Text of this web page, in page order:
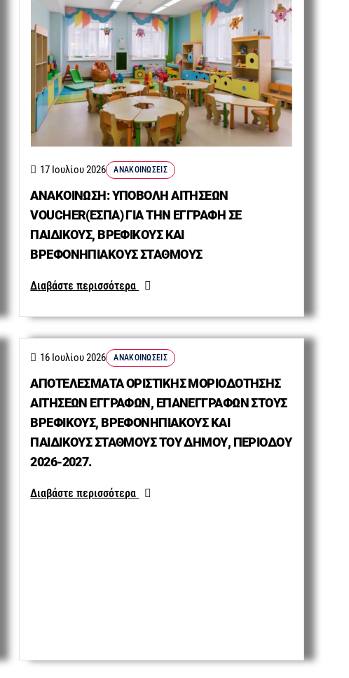
ΑΝΑΚΟΙΝΩΣΗ: ΥΠΟΒΟΛΗ ΑΙΤΗΣΕΩΝ
VOUCHER(ΕΣΠΑ) ΓΙΑ ΤΗΝ ΕΓΓΡΑΦΗ ΣΕ
ΠΑΙΔΙΚΟΥΣ, ΒΡΕΦΙΚΟΥΣ ΚΑΙ
ΒΡΕΦΟΝΗΠΙΑΚΟΥΣ ΣΤΑΘΜΟΥΣ
17 Ιουλίου 2026 ΑΝΑΚΟΙΝΏΣΕΙΣ
Διαβάστε περισσότερα
ΑΠΟΤΕΛΕΣΜΑΤΑ ΟΡΙΣΤΙΚΗΣ ΜΟΡΙΟΔΟΤΗΣΗΣ
ΑΙΤΗΣΕΩΝ ΕΓΓΡΑΦΩΝ, ΕΠΑΝΕΓΓΡΑΦΩΝ ΣΤΟΥΣ
ΒΡΕΦΙΚΟΥΣ, ΒΡΕΦΟΝΗΠΙΑΚΟΥΣ ΚΑΙ
ΠΑΙΔΙΚΟΥΣ ΣΤΑΘΜΟΥΣ ΤΟΥ ΔΗΜΟΥ, ΠΕΡΙΟΔΟΥ
2026-2027.
16 Ιουλίου 2026 ΑΝΑΚΟΙΝΏΣΕΙΣ
Διαβάστε περισσότερα